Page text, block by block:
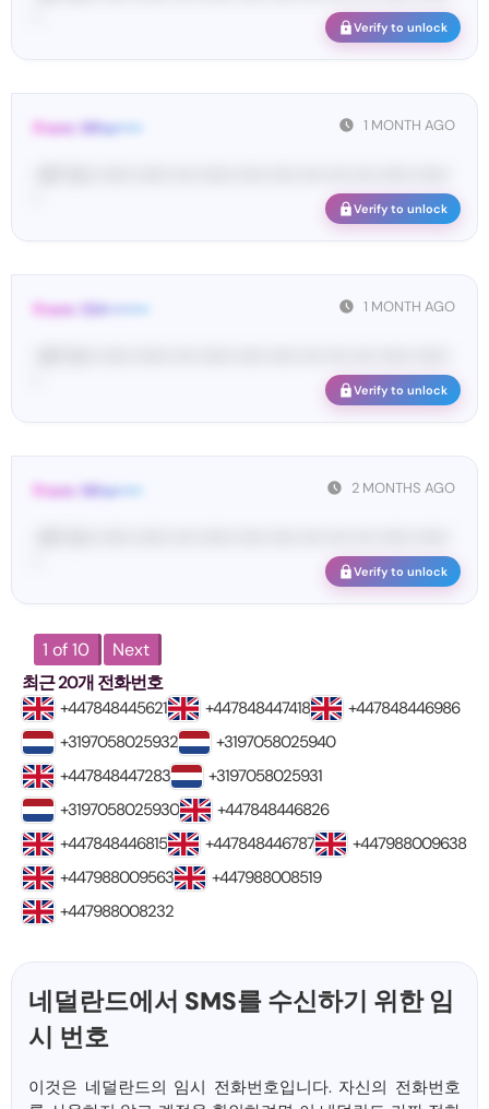
Verify to unlock
1 MONTH AGO
From: Wha•••••
Verify to unlock
1 MONTH AGO
From: 124••••••••
Verify to unlock
2 MONTHS AGO
From: Wha•••••
Verify to unlock
1 of 10
Next
최근 20개 전화번호
+447848445621 +447848447418
+447848446986
+3197058025932
+3197058025940
+447848447283
+3197058025931
+3197058025930
+447848446826
+447848446815
+447848446787
+447988009638
+447988009563
+447988008519
+447988008232
네덜란드에서 SMS를 수신하기 위한 임
시 번호
이것은 네덜란드의 임시 전화번호입니다. 자신의 전화번호